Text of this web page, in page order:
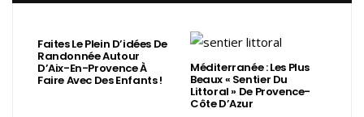
Faites Le Plein D’idées De
Randonnée Autour
D’Aix-En-Provence À
Faire Avec Des Enfants !
Méditerranée : Les Plus
Beaux « Sentier Du
Littoral » De Provence-
Côte D’Azur